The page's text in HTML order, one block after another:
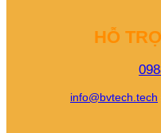
HỖ
info@bvtech.tech